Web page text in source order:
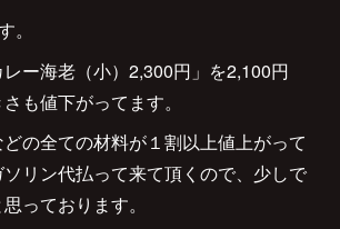
。
ー海老（小）2,300円」を2,100円
も値下がってます。
の全ての材料が１割以上値上がって
リン代払って来て頂くので、少しで
っております。